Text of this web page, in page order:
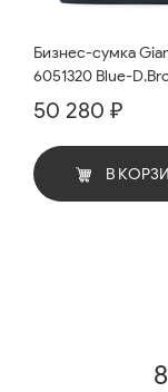
Бизнес-сумка
6051320 Blue-
50 280 ₽
В